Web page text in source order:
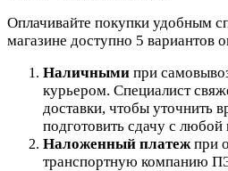
Оплачивайте покупки удобным
магазине доступно 5 вариантов
Наличными при
курьером. Специалист
доставки, чтобы уточнить
подготовить сдачу с
Наложенный платеж при
транспортную компанию